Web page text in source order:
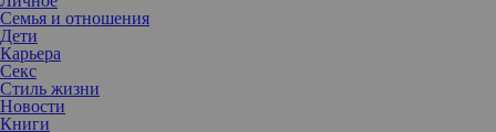
Семья и отношения
Дети
Карьера
Секс
Стиль жизни
Новости
Книги
Регулярные интимные отношения имеют много плюсов как для
физического, так и для психического здоровья. Это помогает
снизить стресс, укрепить иммунитет, улучшить сон и даже